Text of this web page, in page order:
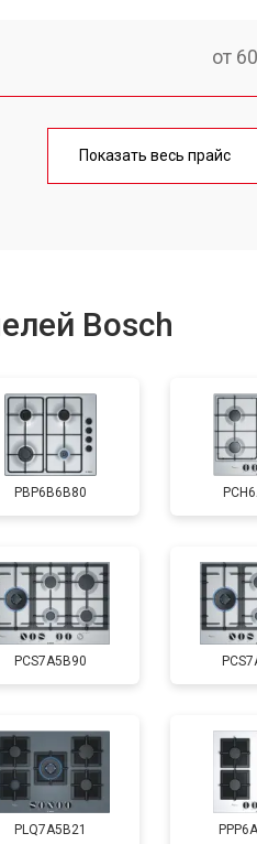
от
от
Показать весь прайс
Bosch
PBP6B6B80
PCS7A5B90
PLQ7A5B21